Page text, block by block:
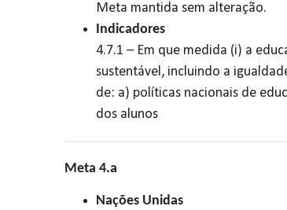
Meta mantida sem alteração.
Indicadores
4.7.1 – Em que medida (i) a
sustentável, incluindo a
de: a) políticas nacionais de
dos alunos
Meta 4.a
Nações Unidas